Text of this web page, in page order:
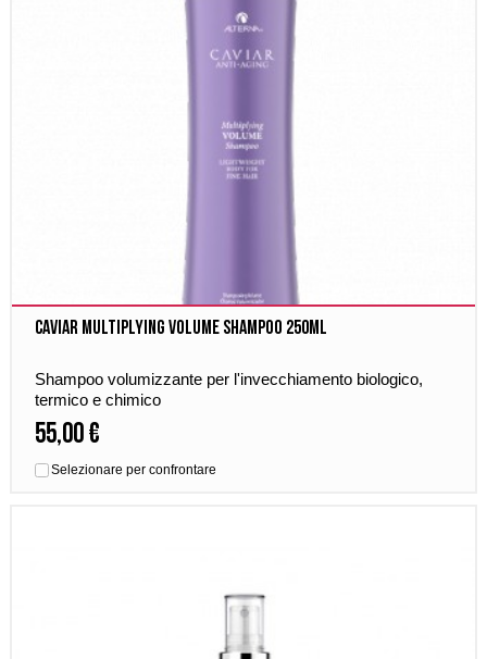
Caviar Multiplying Volume Shampoo 250ml
Shampoo volumizzante per l'invecchiamento biologico,
termico e chimico
55,00 €
Selezionare per confrontare